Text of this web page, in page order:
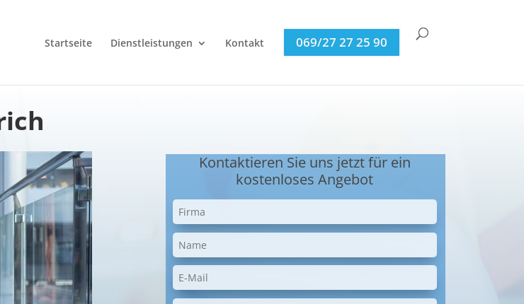
Startseite Dienstleistungen Kontakt 069/27 27 25 90
Kontaktieren Sie uns jetzt für ein
kostenloses Angebot